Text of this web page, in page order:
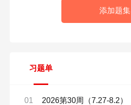
添加题集
习题单
01 2026第30周（7.27-8.2）